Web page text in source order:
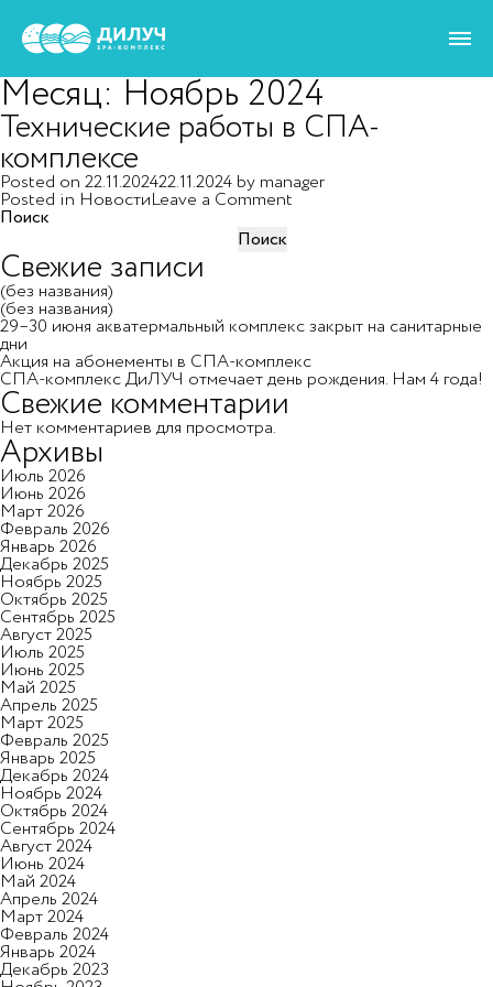
Месяц:Ноябрь 2024
Технические работы в СПА-
комплексе
Posted on 22.11.202422.11.2024 by manager
Posted in НовостиLeave a Comment on
Поиск
Поиск
Свежие записи
(без названия)
(без названия)
29–30 июня акватермальный комплекс закрыт на санитарные
дни
Акция на абонементы в СПА-комплекс
СПА-комплекс ДиЛУЧ отмечает день рождения. Нам 4 года!
Свежие комментарии
Нет комментариев для просмотра.
Архивы
Июль 2026
Июнь 2026
Март 2026
Февраль 2026
Январь 2026
Декабрь 2025
Ноябрь 2025
Октябрь 2025
Сентябрь 2025
Август 2025
Июль 2025
Июнь 2025
Май 2025
Апрель 2025
Март 2025
Февраль 2025
Январь 2025
Декабрь 2024
Ноябрь 2024
Октябрь 2024
Сентябрь 2024
Август 2024
Июнь 2024
Май 2024
Апрель 2024
Март 2024
Февраль 2024
Январь 2024
Декабрь 2023
Криосауна (разовое посещение)
Отмечая, вы даете согласие
на
Отправить
Отправить